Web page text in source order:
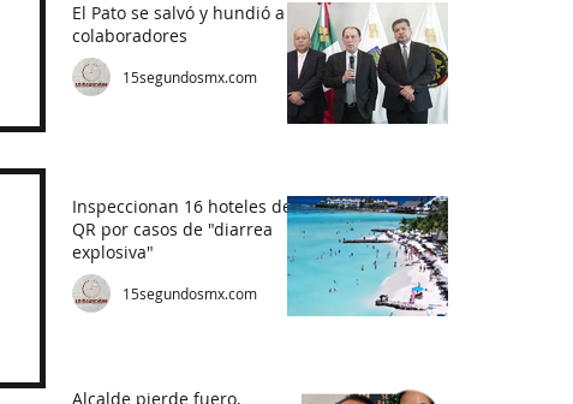
El Pato se salvó y hundió a
colaboradores
15segundosmx.com
Inspeccionan 16 hoteles de
QR por casos de "diarrea
explosiva"
15segundosmx.com
Alcalde pierde fuero,